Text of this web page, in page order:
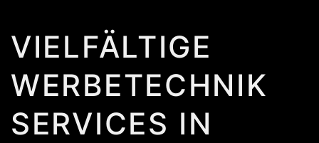
VIELFÄLTIGE
WERBETECHNIK
SERVICES IN